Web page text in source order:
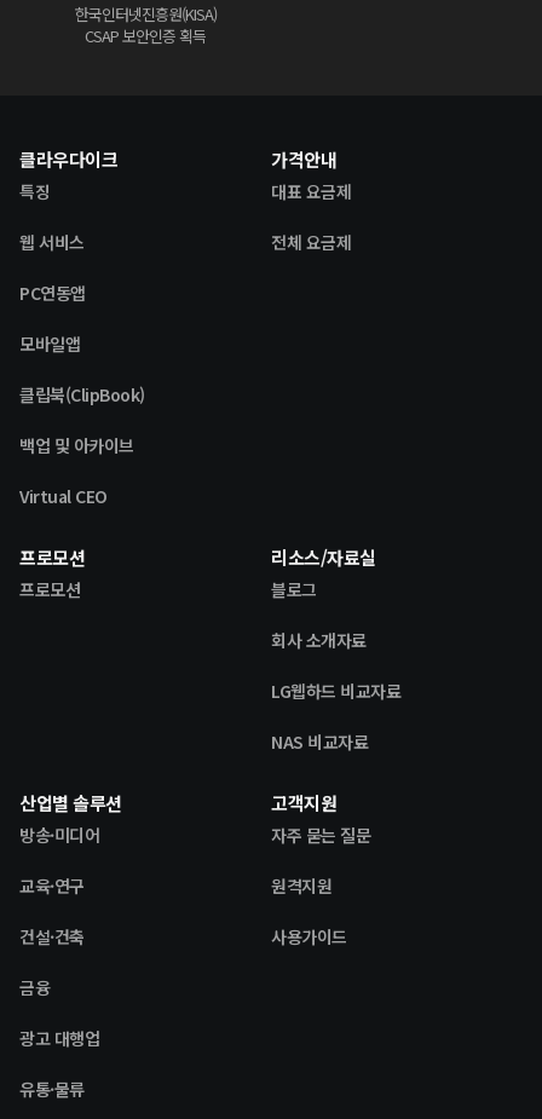
한국인터넷진흥원(KISA)
CSAP 보안인증 획득
클라우다이크
특징
웹 서비스
PC연동앱
모바일앱
클립북(ClipBook)
백업 및 아카이브
Virtual CEO
가격안내
대표 요금제
전체 요금제
프로모션
프로모션
리소스/자료실
블로그
회사 소개자료
LG웹하드 비교자료
NAS 비교자료
산업별 솔루션
방송·미디어
교육·연구
건설·건축
금융
광고 대행업
유통·물류
고객지원
자주 묻는 질문
원격지원
사용가이드